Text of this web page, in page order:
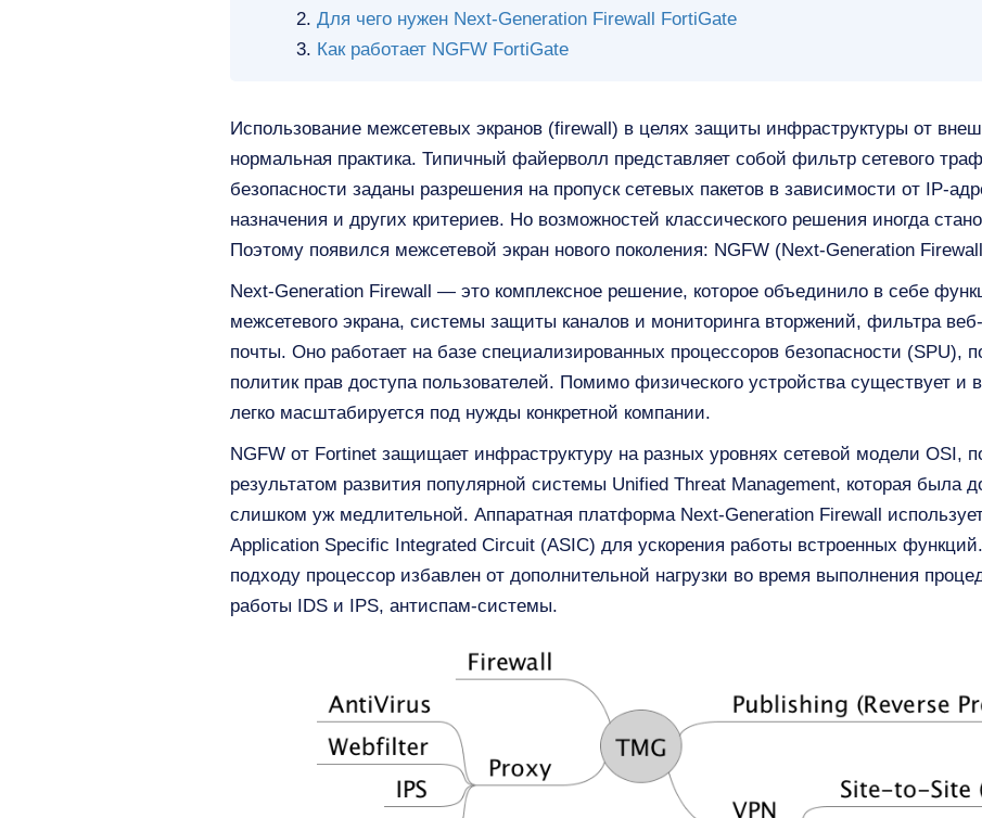
Для чего нужен Next-Generation Firewall FortiGate
Как работает NGFW FortiGate
Использование межсетевых экранов (firewall) в целях защиты инфраструктуры от
нормальная практика. Типичный файерволл представляет собой фильтр сетевого
безопасности заданы разрешения на пропуск сетевых пакетов в зависимости от IP-
назначения и других критериев. Но возможностей классического решения иногда
Поэтому появился межсетевой экран нового поколения: NGFW (Next-Generation
Next-Generation Firewall — это комплексное решение, которое объединило в себе
межсетевого экрана, системы защиты каналов и мониторинга вторжений, фильтра
почты. Оно работает на базе специализированных процессоров безопасности (SPU),
политик прав доступа пользователей. Помимо физического устройства существует и
легко масштабируется под нужды конкретной компании.
NGFW от Fortinet защищает инфраструктуру на разных уровнях сетевой модели OSI,
результатом развития популярной системы Unified Threat Management, которая была
слишком уж медлительной. Аппаратная платформа Next-Generation Firewall
Application Specific Integrated Circuit (ASIC) для ускорения работы встроенных
подходу процессор избавлен от дополнительной нагрузки во время выполнения
работы IDS и IPS, антиспам-системы.